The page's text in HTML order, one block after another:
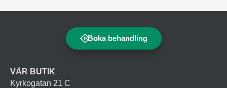
Boka behandling
VÅR BUTIK
Kyrkogatan 21 C